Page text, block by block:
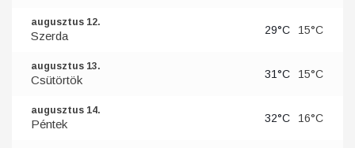
augusztus 12.
Szerda 29°C 15°C
augusztus 13.
Csütörtök 31°C 15°C
augusztus 14.
Péntek 32°C 16°C